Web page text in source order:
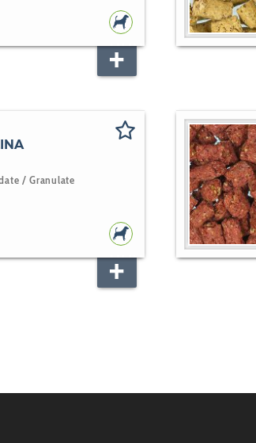
HUNDEFUTTER
/ Granulate
HUNDEFUTTER